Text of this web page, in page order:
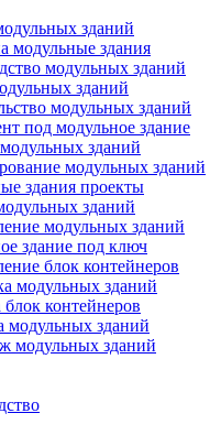
зданий
модульные здания
модульных зданий
зданий
модульных зданий
под модульное здание
зданий
модульных зданий
здания проекты
зданий
модульных зданий
здание под ключ
блок контейнеров
модульных зданий
контейнеров
модульных зданий
модульных зданий